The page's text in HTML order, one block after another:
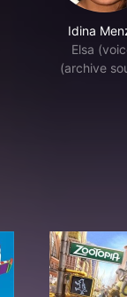
Idina
Elsa
(archive